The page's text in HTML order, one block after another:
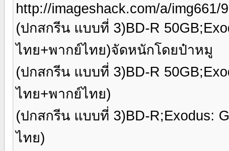
http://imageshack.com/a/img661/
(ปกสกรีน แบบที่ 3)BD-R
ไทย+พากย์ไทย)จัดหนักโดยป๋าหมู
(ปกสกรีน แบบที่ 3)BD-R
ไทย+พากย์ไทย)
(ปกสกรีน แบบที่ 3)BD-R;Exodus:
ไทย)